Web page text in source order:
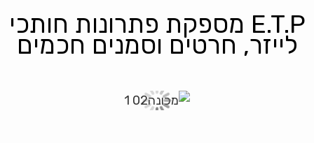
E.T.P מספקת פתרונות חותכי
לייזר, חרטים וסמנים חכמים